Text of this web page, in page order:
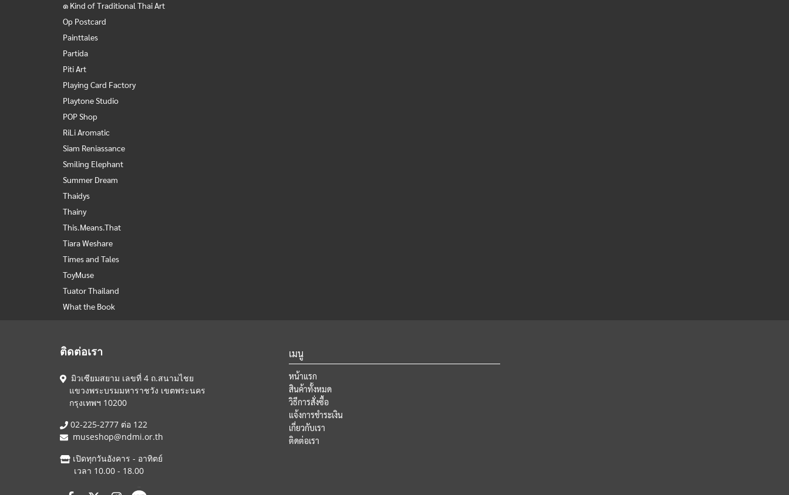
๑ Kind of Traditional Thai Art
Op Postcard
Painttales
Partida
Piti Art
Playing Card Factory
Playtone Studio
POP Shop
RiLi Aromatic
Siam Reniassance
Smiling Elephant
Summer Dream
Thaidys
Thainy
This.Means.That
Tiara Weshare
Times and Tales
ToyMuse
Tuator Thailand
What the Book
ติดต่อเรา
มิวเซียมสยาม เลขที่ 4 ถ.สนามไชย
แขวงพระบรมมหาราชวัง เขตพระนคร
กรุงเทพฯ 10200
02-225-2777 ต่อ 122
museshop@ndmi.or.th
เปิดทุกวันอังคาร - อาทิตย์
เวลา 10.00 - 18.00
เมนู
หน้าแรก
สินค้าทั้งหมด
วิธีการสั่งซื้อ
แจ้งการชำระเงิน
เกี่ยวกับเรา
ติดต่อเรา